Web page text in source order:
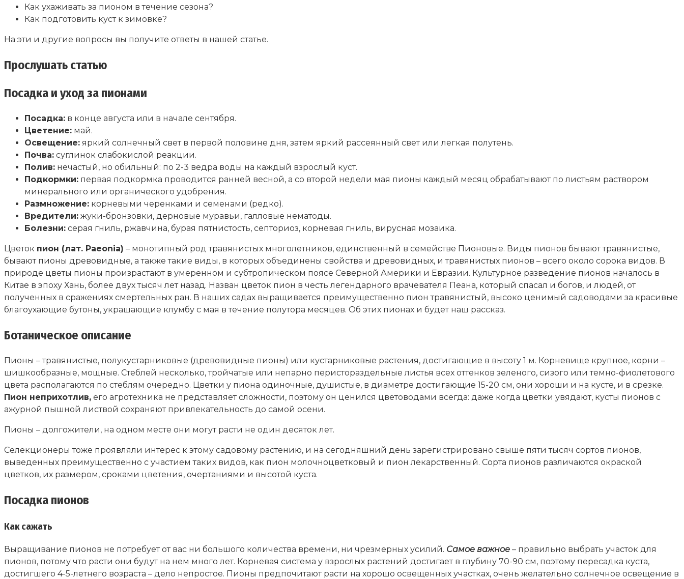
Как ухаживать за пионом в течение сезона?
Как подготовить куст к зимовке?
На эти и другие вопросы вы получите ответы в нашей статье.
Прослушать статью
Посадка и уход за пионами
Посадка: в конце августа или в начале сентября.
Цветение: май.
Освещение: яркий солнечный свет в первой половине дня, затем яркий рассеянный свет или легкая полутень.
Почва: суглинок слабокислой реакции.
Полив: нечастый, но обильный: по 2-3 ведра воды на каждый взрослый куст.
Подкормки: первая подкормка проводится ранней весной, а со второй недели мая пионы каждый месяц обрабатывают по листьям раствором
минерального или органического удобрения.
Размножение: корневыми черенками и семенами (редко).
Вредители: жуки-бронзовки, дерновые муравьи, галловые нематоды.
Болезни: серая гниль, ржавчина, бурая пятнистость, септориоз, корневая гниль, вирусная мозаика.
Цветок пион (лат. Paeonia) – монотипный род травянистых многолетников, единственный в семействе Пионовые. Виды пионов бывают травянистые,
бывают пионы древовидные, а также такие виды, в которых объединены свойства и древовидных, и травянистых пионов – всего около сорока видов. В
природе цветы пионы произрастают в умеренном и субтропическом поясе Северной Америки и Евразии. Культурное разведение пионов началось в
Китае в эпоху Хань, более двух тысяч лет назад. Назван цветок пион в честь легендарного врачевателя Пеана, который спасал и богов, и людей, от
полученных в сражениях смертельных ран. В наших садах выращивается преимущественно пион травянистый, высоко ценимый садоводами за красивые
благоухающие бутоны, украшающие клумбу с мая в течение полутора месяцев. Об этих пионах и будет наш рассказ.
Ботаническое описание
Пионы – травянистые, полукустарниковые (древовидные пионы) или кустарниковые растения, достигающие в высоту 1 м. Корневище крупное, корни –
шишкообразные, мощные. Стеблей несколько, тройчатые или непарно перистораздельные листья всех оттенков зеленого, сизого или темно-фиолетового
цвета располагаются по стеблям очередно. Цветки у пиона одиночные, душистые, в диаметре достигающие 15-20 см, они хороши и на кусте, и в срезке.
Пион неприхотлив, его агротехника не представляет сложности, поэтому он ценился цветоводами всегда: даже когда цветки увядают, кусты пионов с
ажурной пышной листвой сохраняют привлекательность до самой осени.
Пионы – долгожители, на одном месте они могут расти не один десяток лет.
Селекционеры тоже проявляли интерес к этому садовому растению, и на сегодняшний день зарегистрировано свыше пяти тысяч сортов пионов,
выведенных преимущественно с участием таких видов, как пион молочноцветковый и пион лекарственный. Сорта пионов различаются окраской
цветков, их размером, сроками цветения, очертаниями и высотой куста.
Посадка пионов
Как сажать
Выращивание пионов не потребует от вас ни большого количества времени, ни чрезмерных усилий. Самое важное – правильно выбрать участок для
пионов, потому что расти они будут на нем много лет. Корневая система у взрослых растений достигает в глубину 70-90 см, поэтому пересадка куста,
достигшего 4-5-летнего возраста – дело непростое. Пионы предпочитают расти на хорошо освещенных участках, очень желательно солнечное освещение в